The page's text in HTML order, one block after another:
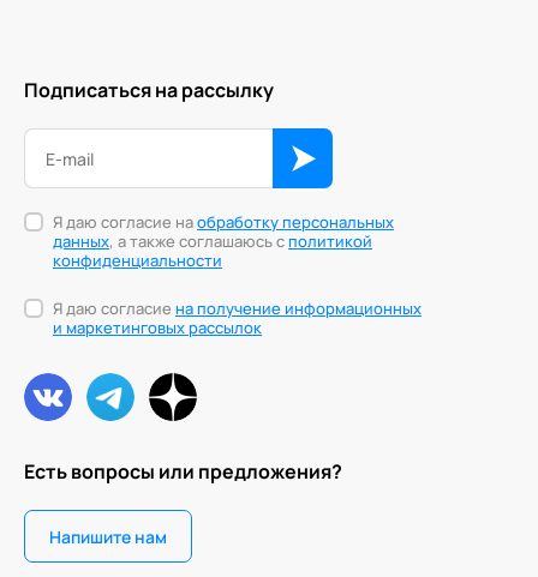
Есть вопросы или предложения?
Напишите нам
Подписаться на рассылку
Я даю согласие наобработку персональных
данных, а также соглашаюсь сполитикой
конфиденциальности
Я даю согласие на получение информационных
и маркетинговых рассылок